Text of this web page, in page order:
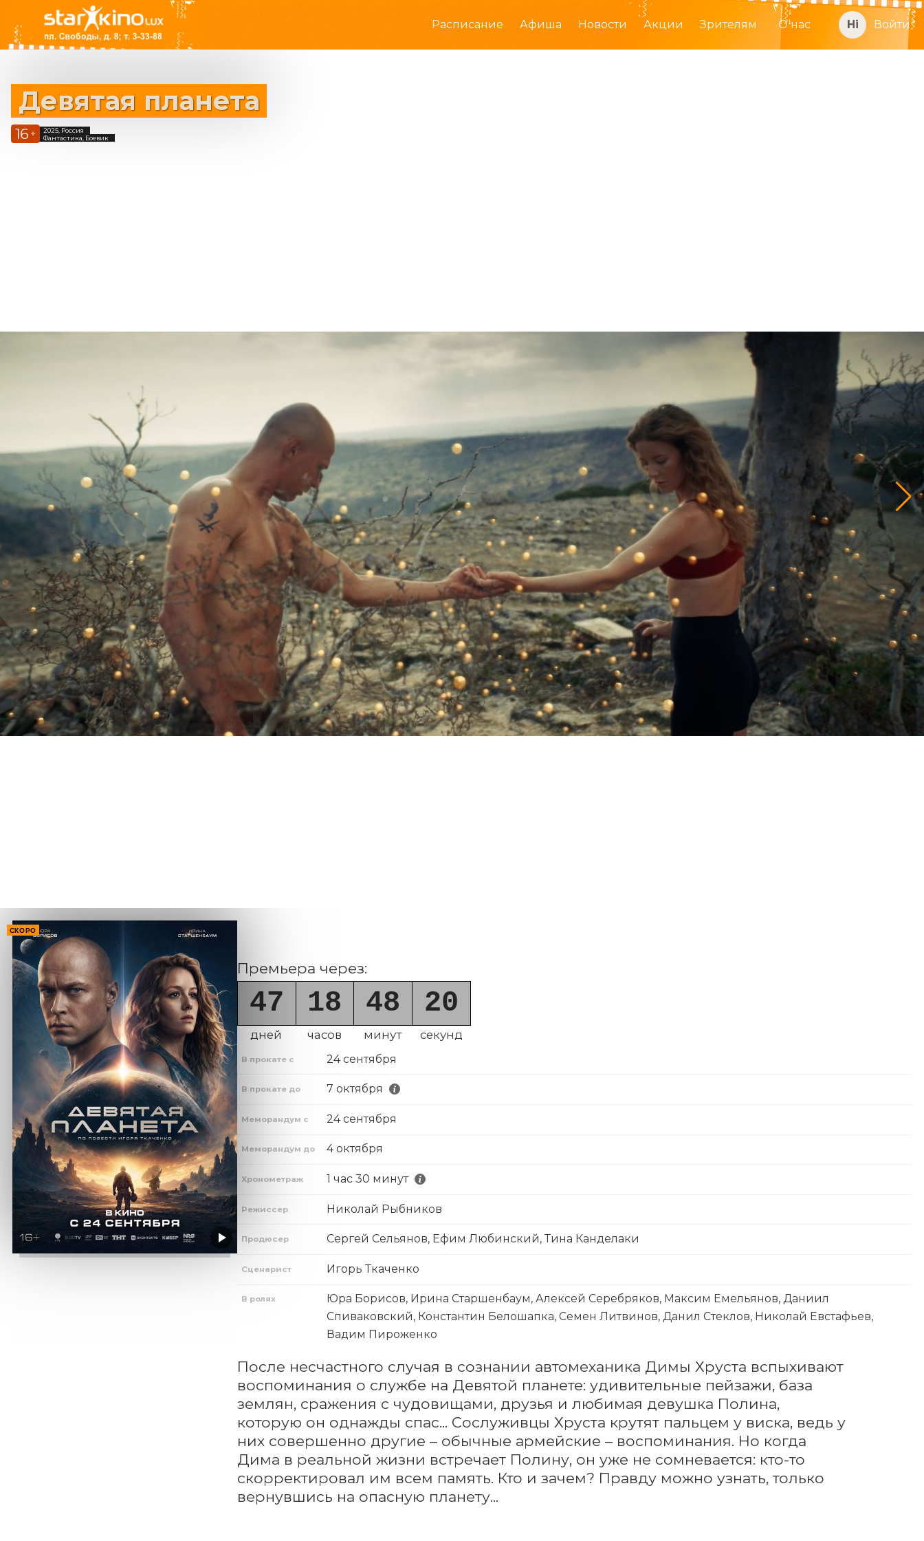
Расписание Афиша Новости Акции Зрителям О нас Войти
Девятая планета
16 +
2025, Россия
Фантастика, Боевик
СКОРО
Премьера через:
47
дней
18
часов
48
минут
20
секунд
В прокате с 24 сентября
В прокате до 7 октября
Меморандум с 24 сентября
Меморандум до 4 октября
Хронометраж 1 час 30 минут
Режиссер Николай Рыбников
Продюсер Сергей Сельянов, Ефим Любинский, Тина Канделаки
Сценарист Игорь Ткаченко
В ролях
Юра Борисов, Ирина Старшенбаум, Алексей Серебряков, Максим Емельянов, Даниил
Спиваковский, Константин Белошапка, Семен Литвинов, Данил Стеклов, Николай Евстафьев,
Вадим Пироженко
После несчастного случая в сознании автомеханика Димы Хруста вспыхивают
воспоминания о службе на Девятой планете: удивительные пейзажи, база
землян, сражения с чудовищами, друзья и любимая девушка Полина,
которую он однажды спас... Сослуживцы Хруста крутят пальцем у виска, ведь у
них совершенно другие – обычные армейские – воспоминания. Но когда
Дима в реальной жизни встречает Полину, он уже не сомневается: кто-то
скорректировал им всем память. Кто и зачем? Правду можно узнать, только
вернувшись на опасную планету...